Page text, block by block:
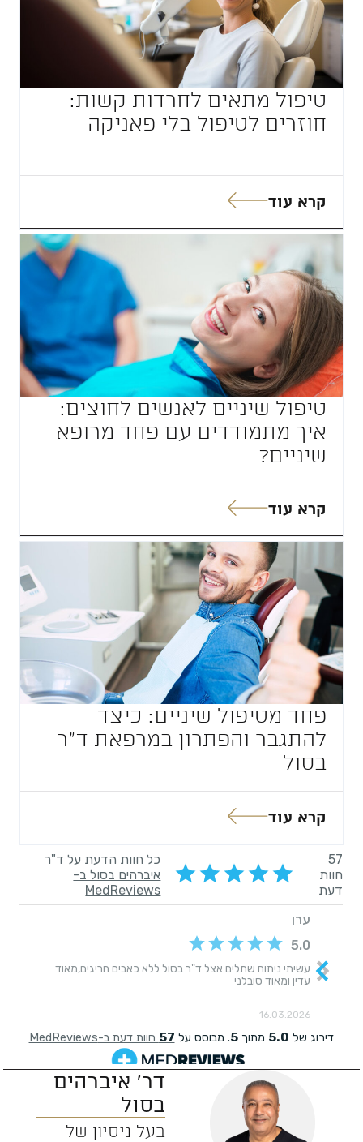
טיפול מתאים לחרדות קשות:
חוזרים לטיפול בלי פאניקה
קרא עוד
טיפול שיניים לאנשים לחוצים:
איך מתמודדים עם פחד מרופא
שיניים?
קרא עוד
פחד מטיפול שיניים: כיצד
להתגבר והפתרון במרפאת ד”ר
בסול
קרא עוד
דר' איברהים
בסול
בעל ניסיון של